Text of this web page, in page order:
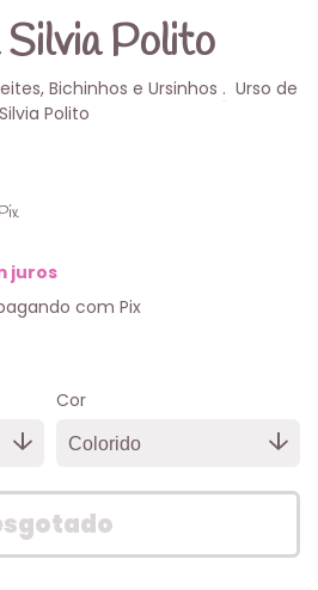
Polito
Bichinhos e Ursinhos . Urso de
Polito
Pix
juros
com Pix
Cor